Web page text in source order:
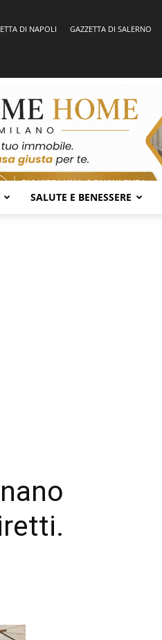
DI NAPOLI GAZZETTA DI SALERNO
SALUTE E BENESSERE